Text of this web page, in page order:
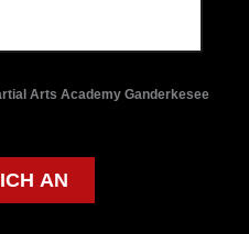
Arts Academy Ganderkesee
leer.